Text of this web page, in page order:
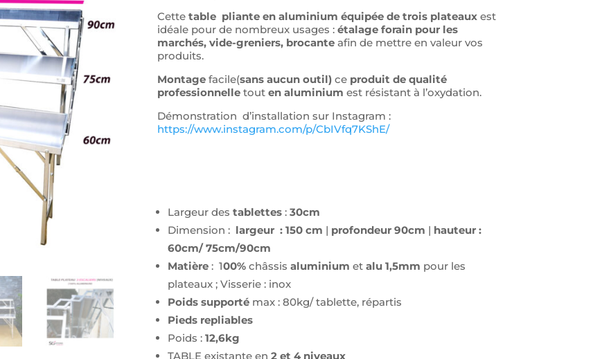
Cette table pliante en aluminium équipée de trois plateauxest
idéale pour de nombreux usages : étalage forain pour les
marchés, vide-greniers, brocanteafin de mettre en valeur vos
produits.
Montagefacile(sans aucun outil)ce produit de qualité
professionnelletout en aluminium est résistant à l’oxydation.
Démonstration d’installation sur Instagram :
https://www.instagram.com/p/CbIVfq7KShE/
Largeur des tablettes: 30cm
Dimension : largeur : 150 cm | profondeur 90cm | hauteur :
60cm/ 75cm/90cm
Matière: 100%châssis aluminium et alu 1,5mm pour les
plateaux ; Visserie : inox
Poids supportémax : 80kg/ tablette, répartis
Pieds repliables
Poids : 12,6kg
TABLE existante en 2 et 4 niveaux